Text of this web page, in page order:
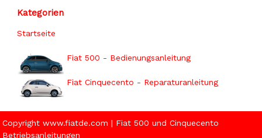
Kategorien
Startseite
Fiat 500 - Bedienungsanleitung
Fiat Cinquecento - Reparaturanleitung
Copyright www.fiatde.com | Fiat 500 und Cinquecento
Betriebsanleitungen